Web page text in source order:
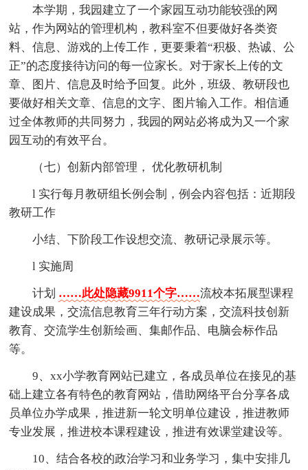
本学期，我园建立了一个家园互动功能较强的网
站，作为网站的管理机构，教科室不但要做好各类资
料、信息、游戏的上传工作，更要秉着“积极、热诚、公
正”的态度接待访问的每一位家长。对于家长上传的文
章、图片、信息及时给予回复。此外，班级、教研段也
要做好相关文章、信息的文字、图片输入工作。相信通
过全体教师的共同努力，我园的网站必将成为又一个家
园互动的有效平台。
（七）创新内部管理， 优化教研机制
l 实行每月教研组长例会制，例会内容包括：近期段
教研工作
小结、下阶段工作设想交流、教研记录展示等。
l 实施周
计划 ……此处隐藏9911个字……流校本拓展型课程
建设成果，交流信息教育三年行动方案，交流科技创新
教育、交流学生创新绘画、集邮作品、电脑会标作品
等。
9、xx小学教育网站已建立，各成员单位在接见的基
础上建立各有特色的教育网站，借助网络平台分享各成
员单位办学成果，推进新一轮文明单位建设，推进教师
专业发展，推进校本课程建设，推进有效课堂建设等。
10、结合各校的政治学习和业务学习，集中安排几